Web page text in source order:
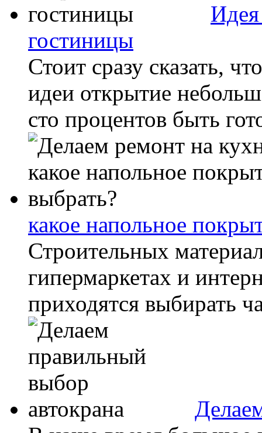
гостиницы
Стоит сразу сказать,
идеи открытие
сто процентов быть
какое напольное
Строительных
гипермаркетах и
приходятся выбирать